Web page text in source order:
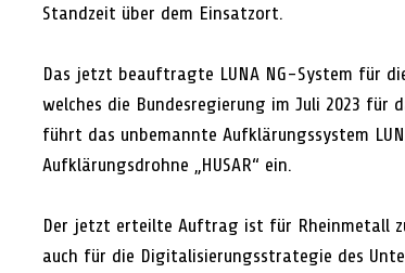
Standzeit über dem Einsatzort.
Das jetzt beauftragte LUNA NG-System für
welches die Bundesregierung im Juli 2023 für
führt das unbemannte Aufklärungssystem
Aufklärungsdrohne „HUSAR“ ein.
Der jetzt erteilte Auftrag ist für Rheinmetall
auch für die Digitalisierungsstrategie des